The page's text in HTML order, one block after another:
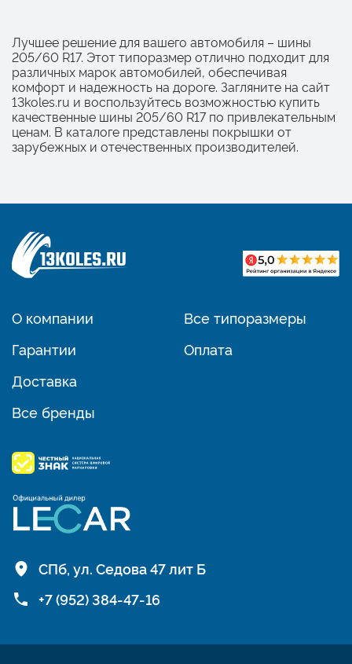
Лучшее решение для вашего автомобиля – шины
205/60 R17. Этот типоразмер отлично подходит для
различных марок автомобилей, обеспечивая
комфорт и надежность на дороге. Загляните на сайт
13koles.ru и воспользуйтесь возможностью купить
качественные шины 205/60 R17 по привлекательным
ценам. В каталоге представлены покрышки от
зарубежных и отечественных производителей.
О компании
Гарантии
Доставка
Все бренды
Все типоразмеры
Оплата
СПб, ул. Седова 47 лит Б
+7 (952) 384-47-16